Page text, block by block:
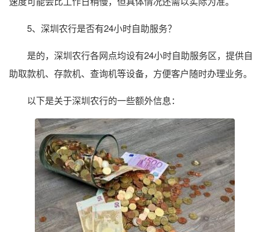
5、深圳农行是否有24小时自助服务？
是的，深圳农行各网点均设有24小时自助服务区，提供自
助取款机、存款机、查询机等设备，方便客户随时办理业务。
以下是关于深圳农行的一些额外信息：